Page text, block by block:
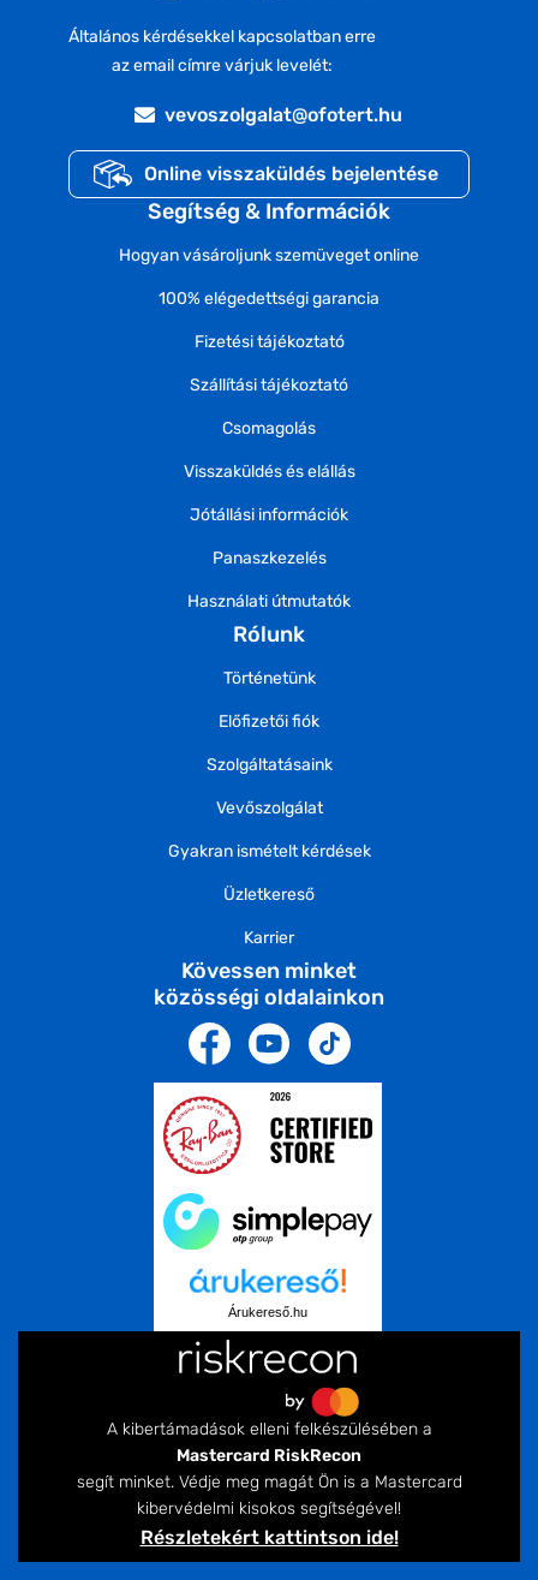
Általános kérdésekkel kapcsolatban erre
az email címre várjuk levelét:
vevoszolgalat@ofotert.hu
Online visszaküldés bejelentése
Segítség & Információk
Hogyan vásároljunk szemüveget online
100% elégedettségi garancia
Fizetési tájékoztató
Szállítási tájékoztató
Csomagolás
Visszaküldés és elállás
Jótállási információk
Panaszkezelés
Használati útmutatók
Rólunk
Történetünk
Előfizetői fiók
Szolgáltatásaink
Vevőszolgálat
Gyakran ismételt kérdések
Üzletkereső
Karrier
Kövessen minket
közösségi oldalainkon
Árukereső.hu
A kibertámadások elleni felkészülésében a
Mastercard RiskRecon
segít minket. Védje meg magát Ön is a Mastercard
kibervédelmi kisokos segítségével!
Részletekért kattintson ide!